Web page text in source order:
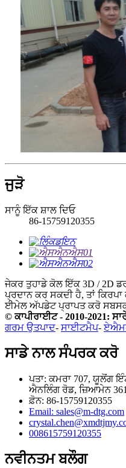
ਜੁੜੋ
ਸਾਨੂੰ ਇੱਕ ਸ਼ਾਲ ਦਿਓ
86-15759120355
ਜੇਕਰ ਤੁਹਾਡੇ ਕੋਲ ਇੱਕ 3D / 2D
ਪ੍ਰਦਾਨ ਕਰ ਸਕਦੀ ਹੈ, ਤਾਂ
ਈਮੇਲ ਅੱਪਡੇਟ ਪ੍ਰਾਪਤ ਕਰੋ
© ਕਾਪੀਰਾਈਟ - 2010-2021:
ਗਰਮ ਉਤਪਾਦ- ਸਾਈਟਮੈਪ-
ਸਾਡੇ ਨਾਲ ਸੰਪਰਕ ਕਰੋ
ਪਤਾ: ਕਮਰਾ 707, ਯੂਲੋਂਗ
ਐਨਲਿੰਗ ਰੋਡ, ਜ਼ਿਆਮੇਨ
ਫ਼ੋਨ: 86-15759120355
Email: sales@m-dtg.com
008615759120355
ਨਵੀਨਤਮ ਬਲੌਗ